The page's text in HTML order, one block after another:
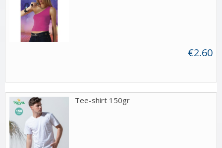
€2.60
Tee-shirt 150gr